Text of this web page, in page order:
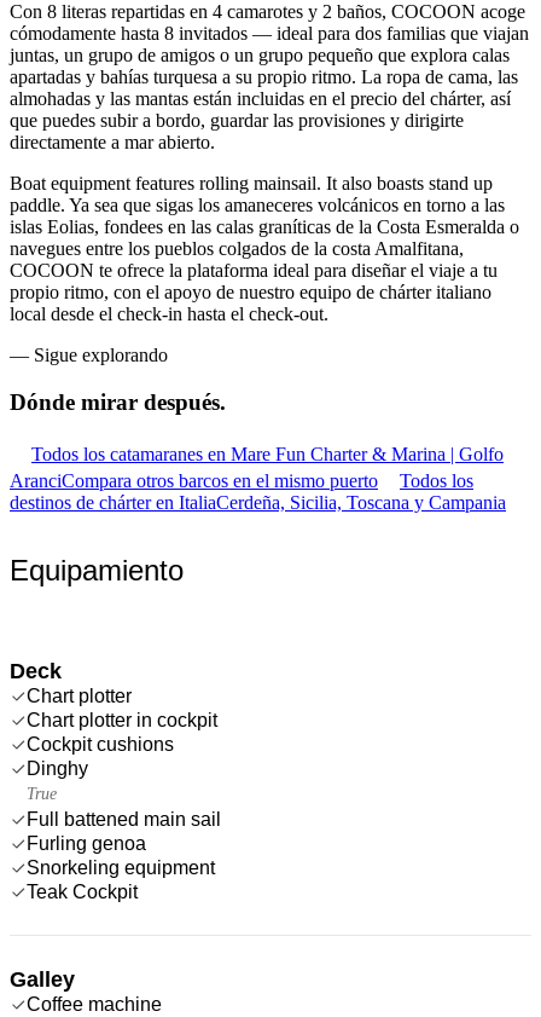
Con 8 literas repartidas en 4 camarotes y 2 baños, COCOON acoge
cómodamente hasta 8 invitados — ideal para dos familias que viajan
juntas, un grupo de amigos o un grupo pequeño que explora calas
apartadas y bahías turquesa a su propio ritmo. La ropa de cama, las
almohadas y las mantas están incluidas en el precio del chárter, así
que puedes subir a bordo, guardar las provisiones y dirigirte
directamente a mar abierto.
Boat equipment features rolling mainsail. It also boasts stand up
paddle. Ya sea que sigas los amaneceres volcánicos en torno a las
islas Eolias, fondees en las calas graníticas de la Costa Esmeralda o
navegues entre los pueblos colgados de la costa Amalfitana,
COCOON te ofrece la plataforma ideal para diseñar el viaje a tu
propio ritmo, con el apoyo de nuestro equipo de chárter italiano
local desde el check-in hasta el check-out.
— Sigue explorando
Dónde mirar después.
Todos los catamaranes en Mare Fun Charter & Marina | Golfo
AranciCompara otros barcos en el mismo puerto
Todos los
destinos de chárter en ItaliaCerdeña, Sicilia, Toscana y Campania
Equipamiento
Deck
Chart plotter
Chart plotter in cockpit
Cockpit cushions
Dinghy
True
Full battened main sail
Furling genoa
Snorkeling equipment
Teak Cockpit
Galley
Coffee machine